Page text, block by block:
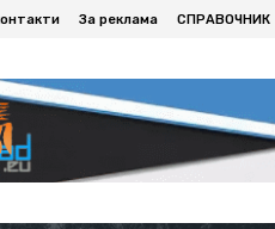
За реклама СПРАВОЧНИК